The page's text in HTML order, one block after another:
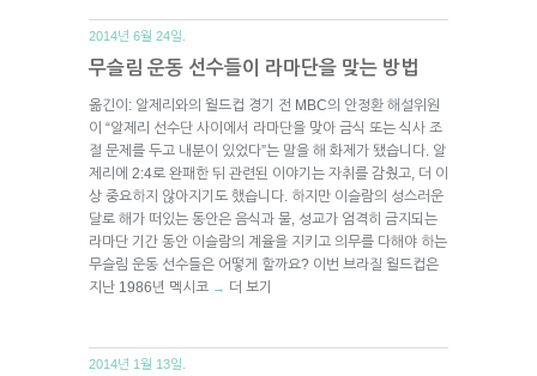
2014년 6월 24일.
무슬림 운동 선수들이 라마단을 맞는 방법
옮긴이: 알제리와의 월드컵 경기 전 MBC의 안정환 해설위원
이 “알제리 선수단 사이에서 라마단을 맞아 금식 또는 식사 조
절 문제를 두고 내분이 있었다”는 말을 해 화제가 됐습니다. 알
제리에 2:4로 완패한 뒤 관련된 이야기는 자취를 감췄고, 더 이
상 중요하지 않아지기도 했습니다. 하지만 이슬람의 성스러운
달로 해가 떠있는 동안은 음식과 물, 성교가 엄격히 금지되는
라마단 기간 동안 이슬람의 계율을 지키고 의무를 다해야 하는
무슬림 운동 선수들은 어떻게 할까요? 이번 브라질 월드컵은
지난 1986년 멕시코 → 더 보기
2014년 1월 13일.